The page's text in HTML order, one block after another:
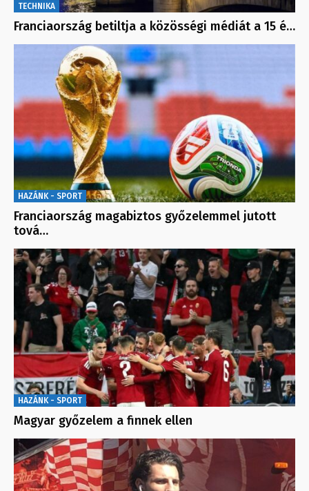
TECHNIKA
Franciaország betiltja a közösségi médiát a 15 é…
HAZÁNK - SPORT
Franciaország magabiztos győzelemmel jutott
tová…
HAZÁNK - SPORT
Magyar győzelem a finnek ellen